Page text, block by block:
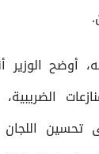
الوزير
اللجان